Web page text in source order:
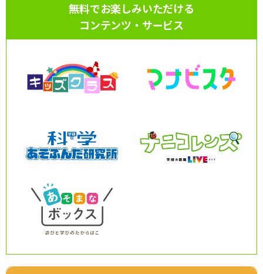
「こそだてまっぷ」とは
サイトのご利⽤にあたって
個⼈情報について
お問い合わせ
無料でお楽しみいただける
コンテンツ・サービス